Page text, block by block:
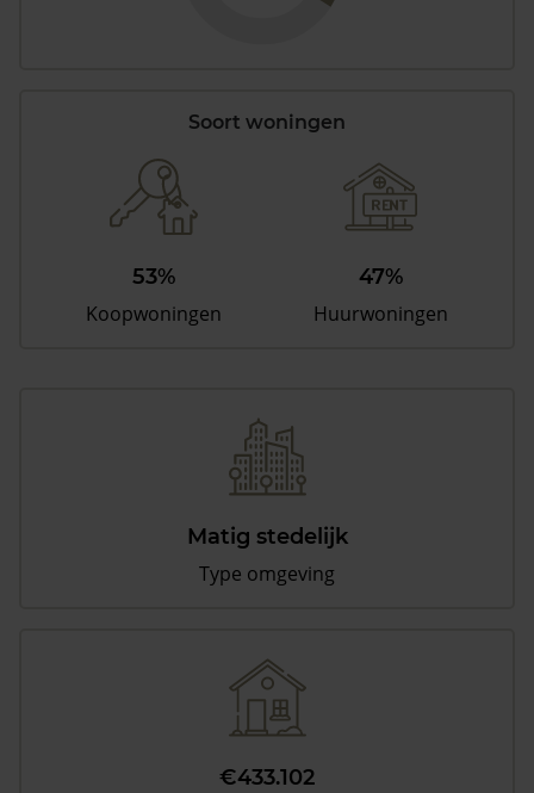
Soort woningen
53%
Koopwoningen
47%
Huurwoningen
Matig stedelijk
Type omgeving
€433.102